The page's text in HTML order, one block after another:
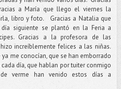
a María que llego el viernes la
libro y foto. Gracias a Natalia que
siguiente se plantó en la Feria a
Gracias a la profesora de las
increíblemente felices a las niñas.
me conocían, que se han emborrado
día, que hablan por tuiter conmigo
verme han venido estos días a